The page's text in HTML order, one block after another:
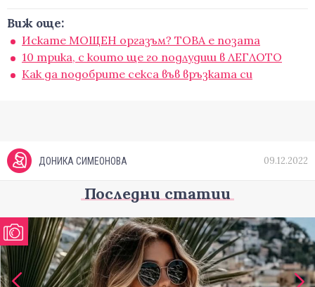
Виж още:
Искате МОЩЕН оргазъм? ТОВА е позата
10 трика, с които ще го подлудиш в ЛЕГЛОТО
Как да подобрите секса във връзката си
ДОНИКА СИМЕОНОВА 09.12.2022
Последни статии